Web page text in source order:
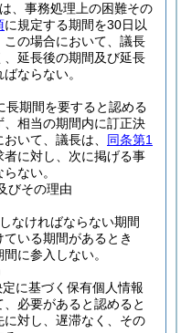
、事務処理上の困難その
に規定する期間を30日以
この場合において、議長
延長後の期間及び延長
ならない。
長期間を要すると認める
相当の期間内に訂正決
いて、議長は、 同条第1
に対し、次に掲げる事
ない。
びその理由
なければならない期間
いる期間があるとき
間に参入しない。
に基づく保有個人情報
必要があると認めると
対し、遅滞なく、その